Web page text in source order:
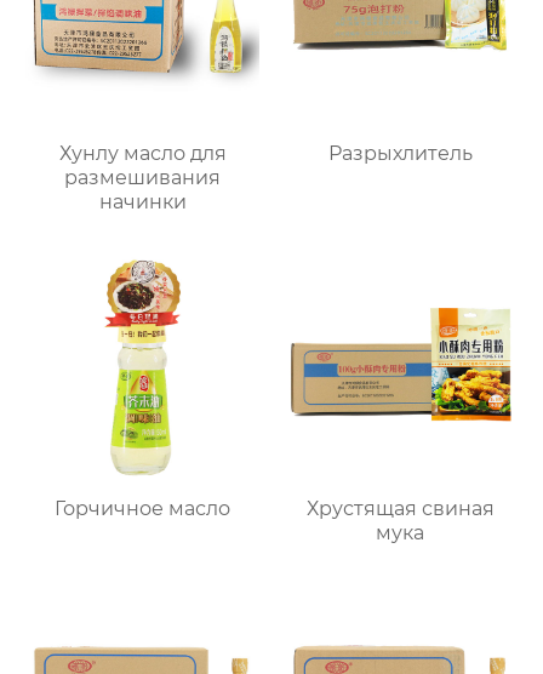
Хунлу масло для
размешивания
начинки
Разрыхлитель
Горчичное масло
Хрустящая свиная
мука